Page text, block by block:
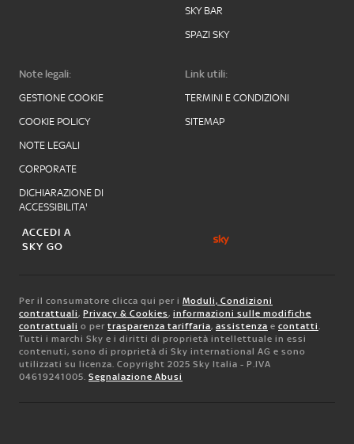
SKY BAR
SPAZI SKY
Note legali:
GESTIONE COOKIE
COOKIE POLICY
NOTE LEGALI
CORPORATE
DICHIARAZIONE DI
ACCESSIBILITA'
Link utili:
TERMINI E CONDIZIONI
SITEMAP
ACCEDI A
SKY GO
Per il consumatore clicca qui per i Moduli, Condizioni
contrattuali, Privacy & Cookies, informazioni sulle modifiche
contrattuali o per trasparenza tariffaria, assistenza e contatti.
Tutti i marchi Sky e i diritti di proprietà intellettuale in essi
contenuti, sono di proprietà di Sky international AG e sono
utilizzati su licenza. Copyright 2025 Sky Italia - P.IVA
04619241005. Segnalazione Abusi